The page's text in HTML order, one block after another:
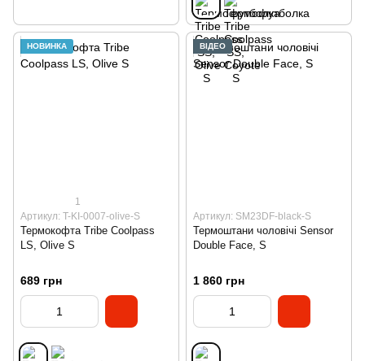
НОВИНКА
1
Артикул: T-KI-0007-olive-S
Термокофта Tribe Coolpass
LS, Оlive S
689 грн
ВІДЕО
Артикул: SM23DF-black-S
Термоштани чоловічі Sensor
Double Face, S
1 860 грн